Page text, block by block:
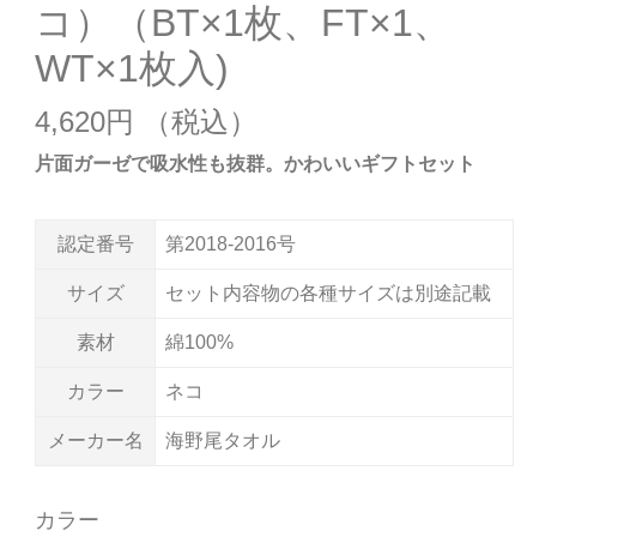
書籍 ギフトボックスその他
片面ガーゼで吸水性も抜群。かわいいギフトセット
コ）（BT×1枚、FT×1、
WT×1枚入)
4,620円
認定番号 第2018-2016号
サイズ セット内容物の各種サイズは別途記載
素材 綿100%
カラー ネコ
メーカー名 海野尾タオル
カラー